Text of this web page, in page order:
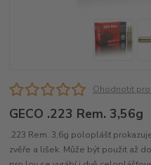
Ohodnotit
GECO .223 Rem. 3,56g
.223 Rem. 3,6g poloplášť
zvěře a lišek. Může být použit až